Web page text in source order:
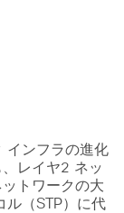
インフラの進化
レイヤ2 ネッ
トワークの大
ル（STP）に代